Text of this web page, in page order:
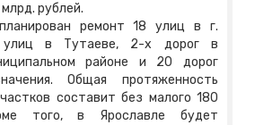
рублей.
ремонт 18 улиц в г.
улиц в Тутаеве, 2-х дорог в
районе и 20 дорог
Общая протяженность
составит без малого 180
того, в Ярославле будет